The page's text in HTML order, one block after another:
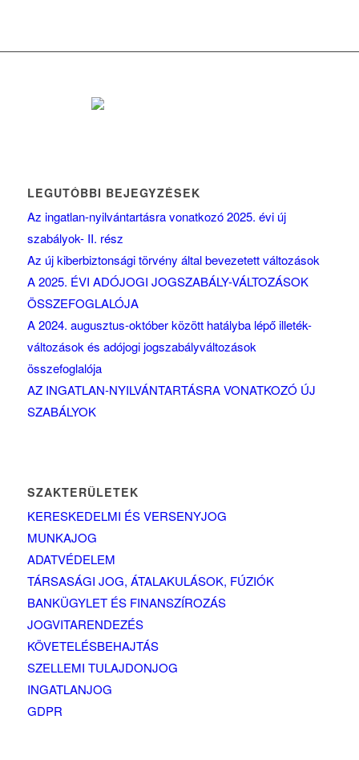
LEGUTÓBBI BEJEGYZÉSEK
Az ingatlan-nyilvántartásra vonatkozó 2025. évi új
szabályok- II. rész
Az új kiberbiztonsági törvény által bevezetett változások
A 2025. ÉVI ADÓJOGI JOGSZABÁLY-VÁLTOZÁSOK
ÖSSZEFOGLALÓJA
A 2024. augusztus-október között hatályba lépő illeték-
változások és adójogi jogszabályváltozások
összefoglalója
AZ INGATLAN-NYILVÁNTARTÁSRA VONATKOZÓ ÚJ
SZABÁLYOK
SZAKTERÜLETEK
KERESKEDELMI ÉS VERSENYJOG
MUNKAJOG
ADATVÉDELEM
TÁRSASÁGI JOG, ÁTALAKULÁSOK, FÚZIÓK
BANKÜGYLET ÉS FINANSZÍROZÁS
JOGVITARENDEZÉS
KÖVETELÉSBEHAJTÁS
SZELLEMI TULAJDONJOG
INGATLANJOG
GDPR